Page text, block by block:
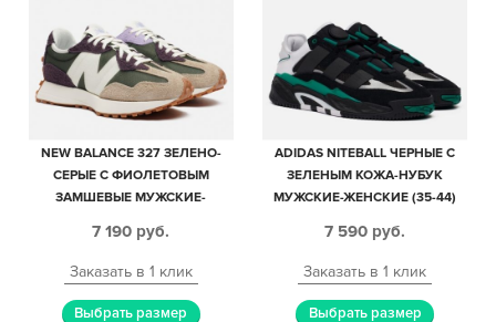
NEW BALANCE 327 ЗЕЛЕНО-
СЕРЫЕ С ФИОЛЕТОВЫМ
ЗАМШЕВЫЕ МУЖСКИЕ-
7 190 руб.
Заказать в 1 клик
Выбрать размер
ADIDAS NITEBALL ЧЕРНЫЕ С
ЗЕЛЕНЫМ КОЖА-НУБУК
МУЖСКИЕ-ЖЕНСКИЕ (35-44)
7 590 руб.
Заказать в 1 клик
Выбрать размер